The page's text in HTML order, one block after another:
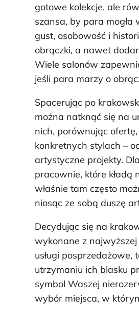
gotowe kolekcje, ale
szansa, by para
gust, osobowość i
obrączki, a nawet
Wiele salonów
jeśli para marzy o
Spacerując po
można natknąć się na
nich, porównując
konkretnych stylach –
artystyczne projekty.
pracownie, które kładą
właśnie tam często
niosąc ze sobą duszę
Decydując się na
wykonane z najwyższej
usługi
utrzymaniu ich blasku
symbol Waszej
wybór miejsca, w